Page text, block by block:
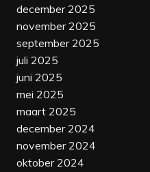
december 2025
november 2025
september 2025
juli 2025
juni 2025
mei 2025
maart 2025
december 2024
november 2024
oktober 2024